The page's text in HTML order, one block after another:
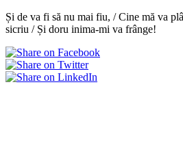
Și de va fi să nu mai fiu, / Cine mă va
sicriu / Și doru inima-mi va frânge!